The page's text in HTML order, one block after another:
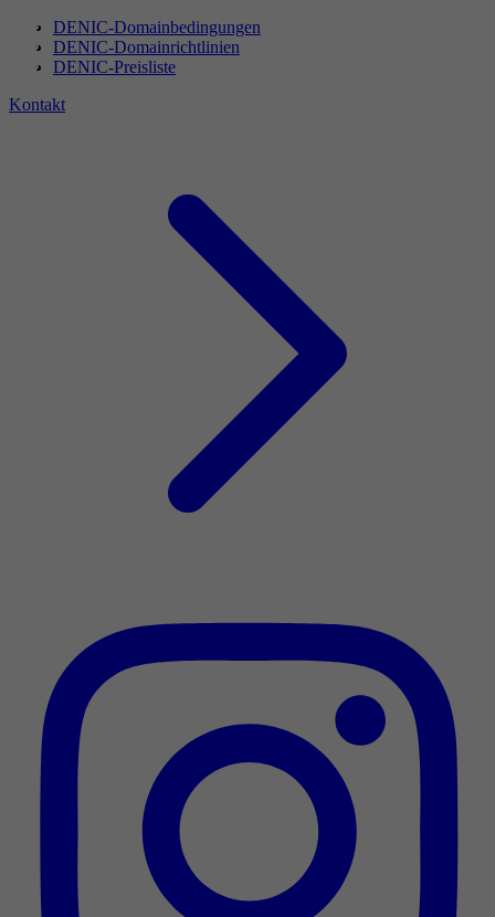
DENIC-Domainbedingungen
DENIC-Domainrichtlinien
DENIC-Preisliste
Kontakt